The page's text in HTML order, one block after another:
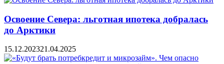
Освоение Севера: льготная ипотека добралась
до Арктики
15.12.202321.04.2025